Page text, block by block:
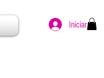
Iniciar sesión